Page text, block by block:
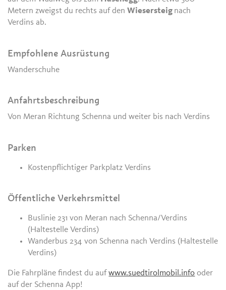
Metern zweigst du rechts auf denWiesersteig nach
Verdins ab.
Empfohlene Ausrüstung
Wanderschuhe
Anfahrtsbeschreibung
Von Meran Richtung Schenna und weiter bis nach Verdins
Parken
Kostenpflichtiger Parkplatz Verdins
Öffentliche Verkehrsmittel
Buslinie 231 von Meran nach Schenna/Verdins
(Haltestelle Verdins)
Wanderbus 234 von Schenna nach Verdins (Haltestelle
Verdins)
Die Fahrpläne findest du aufwww.suedtirolmobil.info oder
auf der Schenna App!